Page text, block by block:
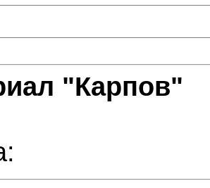
"Карпов"